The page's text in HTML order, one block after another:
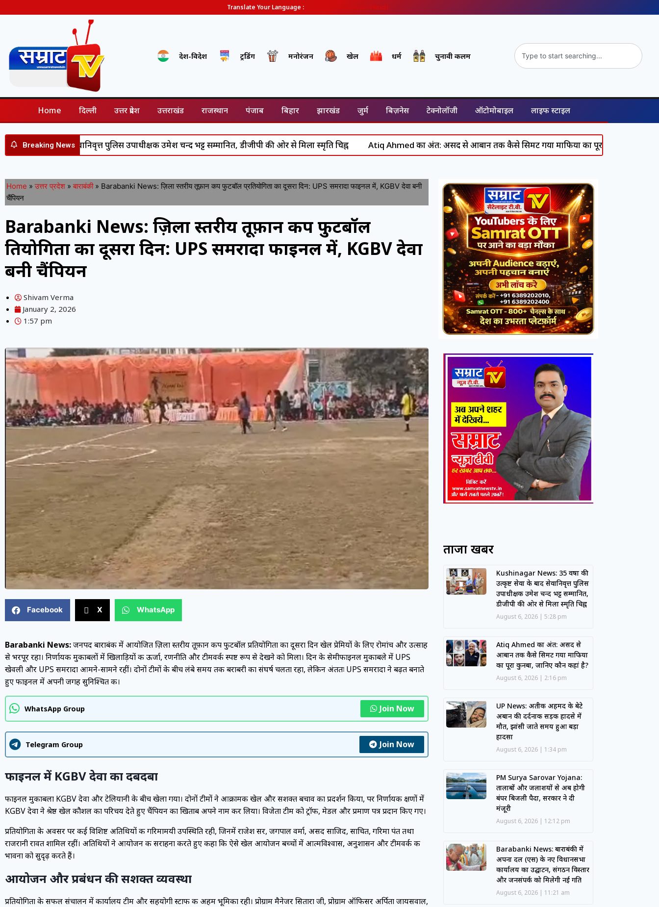
Translate Your Language : Hindi
देश-विदेश ट्रेंडिंग मनोरंजन खेल धर्म चुनावी कलम
Home दिल्ली उत्तर प्रदेश उत्तराखंड राजस्थान पंजाब बिहार झारखंड जुर्म बिज़नेस टेक्नोलॉजी ऑटोमोबाइल लाइफ स्टाइल
Breaking News
बाद सेवानिवृत्त पुलिस उपाधीक्षक उमेश चन्द भट्ट सम्मानित, डीजीपी की ओर से मिला स्मृति चिह्न Atiq Ahmed का अंत: असद से आबान तक कैसे सिमट गया माफिया का पूरा कुनबा, जानिए कौन कहां है?
Home » उत्तर प्रदेश » बाराबंकी » Barabanki News: ज़िला स्तरीय तूफ़ान कप फुटबॉल प्रतियोगिता का दूसरा दिन: UPS समरादा फाइनल में, KGBV देवा बनी
चैंपियन
Barabanki News: ज़िला स्तरीय तूफ़ान कप फुटबॉल
प्रतियोगिता का दूसरा दिन: UPS समरादा फाइनल में, KGBV देवा
बनी चैंपियन
Shivam Verma
January 2, 2026
1:57 pm
Facebook X WhatsApp
Barabanki News:जनपद बाराबंकी में आयोजित ज़िला स्तरीय तूफ़ान कप फुटबॉल प्रतियोगिता का दूसरा दिन खेल प्रेमियों के लिए रोमांच और उत्साह
से भरपूर रहा। निर्णायक मुकाबलों में खिलाड़ियों की ऊर्जा, रणनीति और टीमवर्क स्पष्ट रूप से देखने को मिला। दिन के सेमीफाइनल मुकाबले में UPS
खेवली और UPS समरादा आमने-सामने रहीं। दोनों टीमों के बीच लंबे समय तक बराबरी का संघर्ष चलता रहा, लेकिन अंततः UPS समरादा ने बढ़त बनाते
हुए फाइनल में अपनी जगह सुनिश्चित की।
WhatsApp Group Join Now
Telegram Group Join Now
फाइनल में KGBV देवा का दबदबा
फाइनल मुकाबला KGBV देवा और टेलियानी के बीच खेला गया। दोनों टीमों ने आक्रामक खेल और सशक्त बचाव का प्रदर्शन किया, पर निर्णायक क्षणों में
KGBV देवा ने श्रेष्ठ खेल कौशल का परिचय देते हुए चैंपियन का खिताब अपने नाम कर लिया। विजेता टीम को ट्रॉफी, मेडल और प्रमाण पत्र प्रदान किए गए।
प्रतियोगिता के अवसर पर कई विशिष्ट अतिथियों की गरिमामयी उपस्थिति रही, जिनमें राजेश सर, जगपाल वर्मा, असद साजिद, साचित, गरिमा पंत तथा
राजरानी रावत शामिल रहीं। अतिथियों ने आयोजन की सराहना करते हुए कहा कि ऐसे खेल आयोजन बच्चों में आत्मविश्वास, अनुशासन और टीमवर्क की
भावना को सुदृढ़ करते हैं।
आयोजन और प्रबंधन की सशक्त व्यवस्था
प्रतियोगिता के सफल संचालन में कार्यालय टीम और सहयोगी स्टाफ की अहम भूमिका रही। प्रोग्राम मैनेजर सितारा जी, प्रोग्राम ऑफिसर अर्पिता जायसवाल,
ताजा खबरें
Kushinagar News: 35 वर्षों की
उत्कृष्ट सेवा के बाद सेवानिवृत्त पुलिस
उपाधीक्षक उमेश चन्द भट्ट सम्मानित,
डीजीपी की ओर से मिला स्मृति चिह्न
August 6, 2026 5:28 pm
Atiq Ahmed का अंत: असद से
आबान तक कैसे सिमट गया माफिया
का पूरा कुनबा, जानिए कौन कहां है?
August 6, 2026 2:16 pm
UP News: अतीक अहमद के बेटे
अबान की दर्दनाक सड़क हादसे में
मौत, झांसी जाते समय हुआ बड़ा
हादसा
August 6, 2026 1:34 pm
PM Surya Sarovar Yojana:
तालाबों और जलाशयों से अब होगी
बंपर बिजली पैदा, सरकार ने दी
मंजूरी
August 6, 2026 12:12 pm
Barabanki News: बाराबंकी में
अपना दल (एस) के नए विधानसभा
कार्यालय का उद्घाटन, संगठन विस्तार
और जनसंपर्क को मिलेगी नई गति
August 6, 2026 11:21 am